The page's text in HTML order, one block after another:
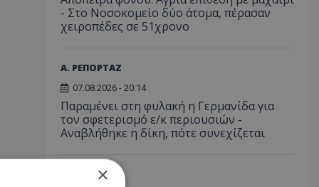
- Στο Νοσοκομείο δύο άτομα, πέρασαν
χειροπέδες σε 51χρονο
Α. ΡΕΠΟΡΤΑΖ
07.08.2026 - 20:14
Παραμένει στη φυλακή η Γερμανίδα για
τον σφετερισμό ε/κ περιουσιών -
Αναβλήθηκε η δίκη, πότε συνεχίζεται
×